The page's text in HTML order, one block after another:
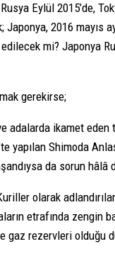
Eylül 2015’de,
2016 mayıs
edilecek mi? Japonya
gerekirse;
adalarda ikamet
yapılan Shimoda
da sorun hâlâ
olarak
etrafında zengin
gaz rezervleri olduğu